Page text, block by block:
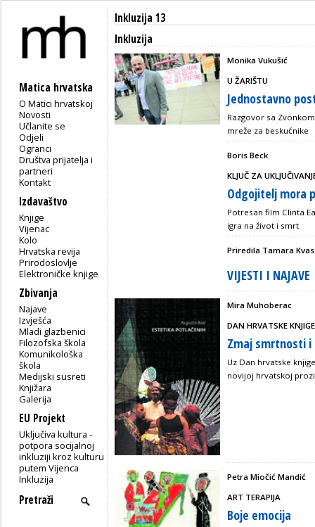
Matica hrvatska
O Matici hrvatskoj
Novosti
Učlanite se
Odjeli
Ogranci
Društva prijatelja i
partneri
Kontakt
Izdavaštvo
Knjige
Vijenac
Kolo
Hrvatska revija
Prirodoslovlje
Elektroničke knjige
Zbivanja
Najave
Izvješća
Mladi glazbenici
Filozofska škola
Komunikološka
škola
Medijski susreti
Knjižara
Galerija
EU Projekt
Uključiva kultura -
potpora socijalnoj
inkluziji kroz kulturu
putem Vijenca
Inkluzija
Inkluzija 13
Inkluzija
Monika Vukušić
U ŽARIŠTU
Jednostavno
Razgovor sa
mreže za beskućnike
Boris Beck
KLJUČ ZA
Odgojitelj mora
Potresan film Clinta
igra na život i smrt
Priredila Tamara Kvas
VIJESTI I NAJAVE
Mira Muhoberac
DAN HRVATSKE KNJIGE
Zmaj smrtnosti
Uz Dan hrvatske
novijoj hrvatskoj prozi
Petra Miočić Mandić
ART TERAPIJA
Boje emocija